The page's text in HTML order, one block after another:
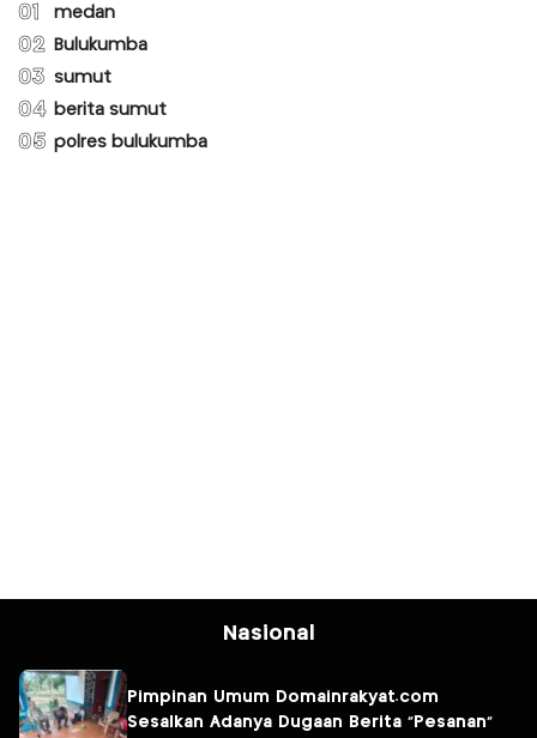
01 medan
02 Bulukumba
03 sumut
04 berita sumut
05 polres bulukumba
Nasional
Pimpinan Umum Domainrakyat.com
Sesalkan Adanya Dugaan Berita “Pesanan”